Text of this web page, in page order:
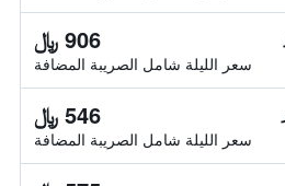
906 ﷼
سعر الليلة شامل الصريبة المضافة
546 ﷼
سعر الليلة شامل الصريبة المضافة